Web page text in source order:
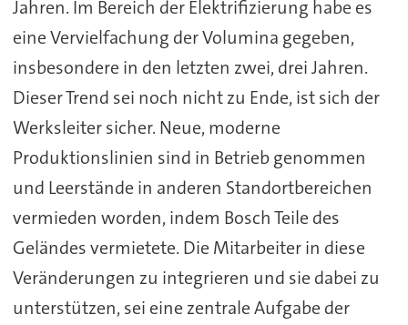
Jahren. Im Bereich der Elektrifizierung habe es
eine Vervielfachung der Volumina gegeben,
insbesondere in den letzten zwei, drei Jahren.
Dieser Trend sei noch nicht zu Ende, ist sich der
Werksleiter sicher. Neue, moderne
Produktionslinien sind in Betrieb genommen
und Leerstände in anderen Standortbereichen
vermieden worden, indem Bosch Teile des
Geländes vermietete. Die Mitarbeiter in diese
Veränderungen zu integrieren und sie dabei zu
unterstützen, sei eine zentrale Aufgabe der